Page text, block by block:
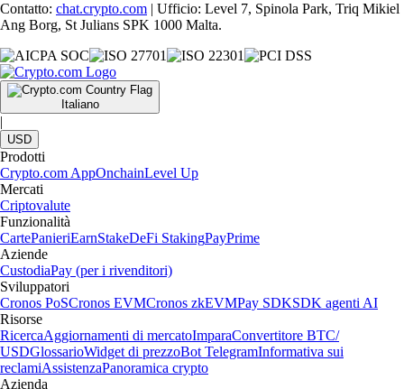
Contatto: chat.crypto.com | Ufficio: Level 7, Spinola Park, Triq Mikiel
Ang Borg, St Julians SPK 1000 Malta.
Italiano
|
USD
Prodotti
Crypto.com AppOnchainLevel Up
Mercati
Criptovalute
Funzionalità
CartePanieriEarnStakeDeFi StakingPayPrime
Aziende
CustodiaPay (per i rivenditori)
Sviluppatori
Cronos PoSCronos EVMCronos zkEVMPay SDKSDK agenti AI
Risorse
RicercaAggiornamenti di mercatoImparaConvertitore BTC/
USDGlossarioWidget di prezzoBot TelegramInformativa sui
reclamiAssistenzaPanoramica crypto
Azienda